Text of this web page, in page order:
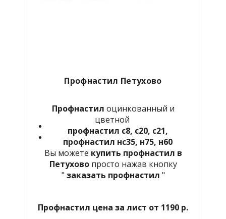
Профнастил Петухово
Профнастил оцинкованный и
цветной
профнастил с8, с20, с21,
профнастил нс35, н75, н60
Вы можете купить профнастил в
Петухово просто нажав кнопку
" заказать профнастил "
Профнастил цена за лист от 1190 р.